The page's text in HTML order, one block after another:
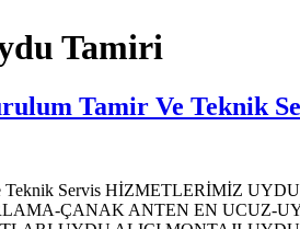
Tamiri
Tamir Ve Teknik
Teknik Servis HİZMETLERİMİZ
ÇANAK ANTEN EN UCUZ-